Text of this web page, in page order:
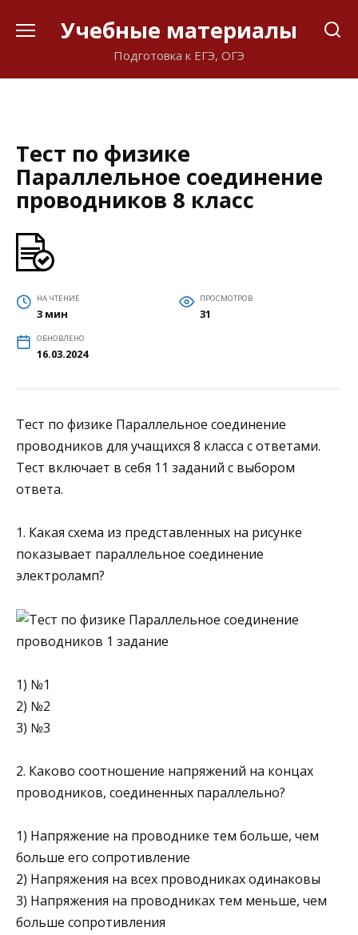
Учебные материалы
Подготовка к ЕГЭ, ОГЭ
Тест по физике
Параллельное соединение
проводников 8 класс
НА ЧТЕНИЕ
3 мин
ПРОСМОТРОВ
31
ОБНОВЛЕНО
16.03.2024
Тест по физике Параллельное соединение
проводников для учащихся 8 класса с ответами.
Тест включает в себя 11 заданий с выбором
ответа.
1. Какая схема из представленных на рисунке
показывает параллельное соединение
электроламп?
1) №1
2) №2
3) №3
2. Каково соотношение напряжений на концах
проводников, со­единенных параллельно?
1) Напряжение на проводнике тем больше, чем
больше его со­противление
2) Напряжения на всех проводниках одинаковы
3) Напряжения на проводниках тем меньше, чем
больше со­противления